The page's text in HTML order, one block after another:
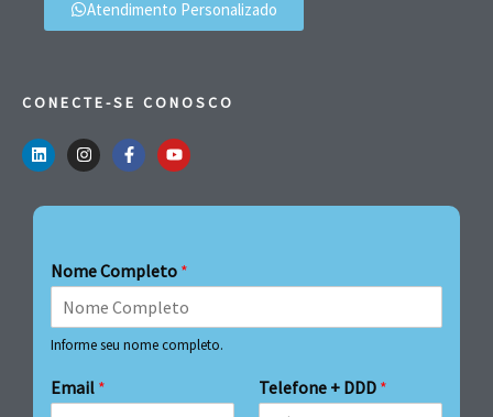
Atendimento Personalizado
CONECTE-SE CONOSCO
Nome Completo *
Informe seu nome completo.
Email * Telefone + DDD *